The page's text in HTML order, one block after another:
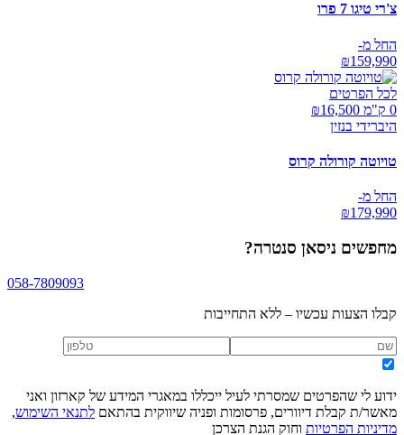
צ'רי טיגו 7 פרו
החל מ-
₪159,990
לכל הפרטים
0 ק"מ ₪
16,500
היברידי בנזין
טויוטה קורולה קרוס
החל מ-
₪179,990
מחפשים ניסאן סנטרה?
058-7809093
קבלו הצעות עכשיו – ללא התחייבות
ידוע לי שהפרטים שמסרתי לעיל ייכללו במאגרי המידע של קארזון ואני
מאשר/ת קבלת דיוורים, פרסומות ופניה שיווקית בהתאם לתנאי השימוש,
מדיניות הפרטיות וחוק הגנת הצרכן